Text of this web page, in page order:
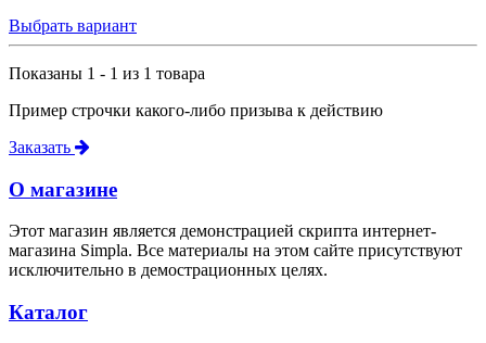
Выбрать вариант
Показаны 1 - 1 из 1 товара
Пример строчки какого-либо призыва к действию
Заказать
О магазине
Этот магазин является демонстрацией скрипта интернет-
магазина Simpla. Все материалы на этом сайте присутствуют
исключительно в демострационных целях.
Каталог